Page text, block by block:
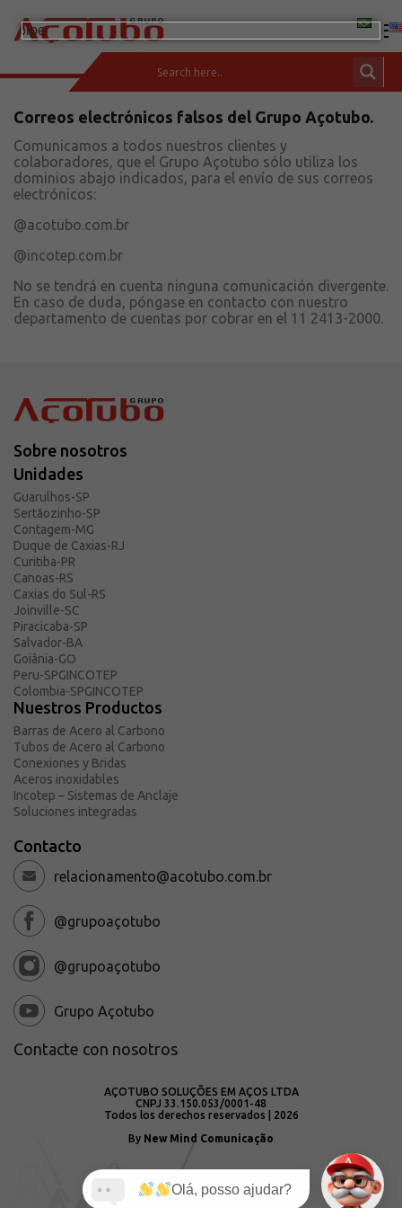
(11) 2413-2000
ÁREA DE CLIENTES
Productos
Barras de Acero al Carbono
Tubos de Acero al Carbono
Conexiones y Bridas
Incotep – Sistemas de Anclaje
Soluciones integradas
Solicitar presupuesto
Sobre Açotubo
Unidades
Calidad
Cumplimiento y LGPD
Escucha
Planes de financiación
Correos electrónicos falsos del Grupo Açotubo.
Comunicamos a todos nuestros clientes y
colaboradores, que el Grupo Açotubo sólo utiliza los
dominios abajo indicados, para el envío de sus correos
electrónicos:
@acotubo.com.br
@incotep.com.br
No se tendrá en cuenta ninguna comunicación divergente.
En caso de duda, póngase en contacto con nuestro
departamento de cuentas por cobrar en el 11 2413-2000.
Sobre nosotros
Unidades
Guarulhos-SP
Sertãozinho-SP
Contagem-MG
Duque de Caxias-RJ
Curitiba-PR
Canoas-RS
Caxias do Sul-RS
Joinville-SC
Piracicaba-SP
Salvador-BA
Goiânia-GO
Peru-SPGINCOTEP
Colombia-SPGINCOTEP
Nuestros Productos
Barras de Acero al Carbono
Tubos de Acero al Carbono
Conexiones y Bridas
Aceros inoxidables
Incotep – Sistemas de Anclaje
Soluciones integradas
Contacto
relacionamento@acotubo.com.br
@grupoaçotubo
@grupoaçotubo
Grupo Açotubo
Contacte con nosotros
AÇOTUBO SOLUÇÕES EM AÇOS LTDA
CNPJ 33.150.053/0001-48
Todos los derechos reservados | 2026
By New Mind Comunicação
Olá, posso ajudar?